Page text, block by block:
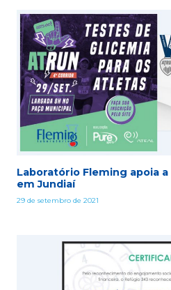
Laboratório Fleming apoia
em Jundiaí
29 de setembro de 2021